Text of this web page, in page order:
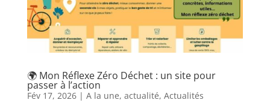
🌍 Mon Réflexe Zéro Déchet : un site pour
passer à l’action
Fév 17, 2026| A la une, actualité, Actualités